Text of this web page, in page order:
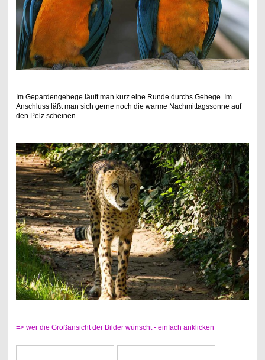
Im Gepardengehege läuft man kurz eine Runde durchs Gehege. Im
Anschluss läßt man sich gerne noch die warme Nachmittagssonne auf
den Pelz scheinen.
=> wer die Großansicht der Bilder wünscht - einfach anklicken